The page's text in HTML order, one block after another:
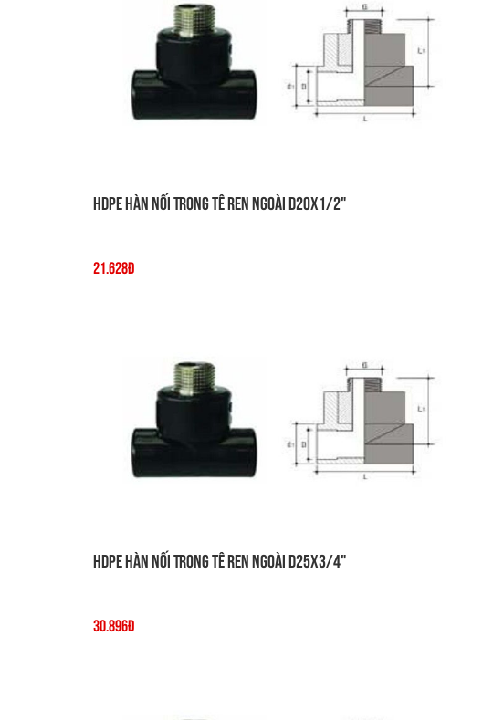
HDPE Hàn Nối Trong Tê Ren Ngoài D20x1/2"
21.628đ
HDPE Hàn Nối Trong Tê Ren Ngoài D25x3/4"
30.896đ